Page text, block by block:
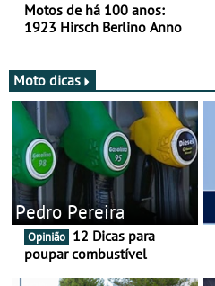
Motos de há 100 anos:
1923 Hirsch Berlino Anno
Moto dicas
Pedro Pereira
Opinião
poupar combustível